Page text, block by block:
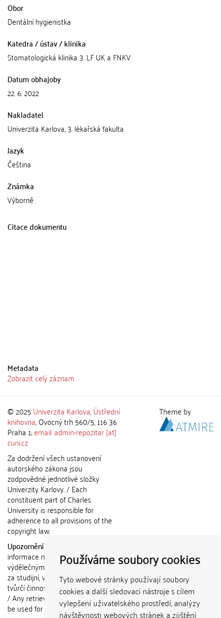
Používáme soubory cookies
Tyto webové stránky používají soubory
cookies a další sledovací nástroje s cílem
vylepšení uživatelského prostředí, analýzy
návštěvnosti webových stránek a zjištění
Obor
Dentální hygienistka
Katedra / ústav / klinika
Stomatologická klinika 3. LF UK a FNKV
Datum obhajoby
22. 6. 2022
Nakladatel
Univerzita Karlova, 3. lékařská fakulta
Jazyk
Čeština
Známka
Výborně
Citace dokumentu
Metadata
Zobrazit celý záznam
© 2025 Univerzita Karlova,Ústřední
knihovna, Ovocný trh 560/5, 116 36
Praha 1;email: admin-repozitar [at]
cuni.cz
Za dodržení všech ustanovení
autorského zákona jsou
zodpovědné jednotlivé složky
Univerzity Karlovy. / Each
constituent part of Charles
University is responsible for
adherence to all provisions of the
copyright law.
Upozornění / Notice:
informace nemohou být použity k
výdělečným účelům nebo vydávány
za studijní, vědeckou nebo jinou
tvůrčí činnost jiné osoby než autora.
/ Any retrieved information shall not
be used for any commercial
Theme by